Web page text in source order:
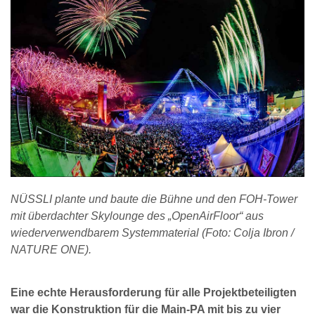
NÜSSLI plante und baute die Bühne und den FOH-Tower
mit überdachter Skylounge des „OpenAirFloor“ aus
wiederverwendbarem Systemmaterial (Foto: Colja Ibron /
NATURE ONE).
Eine echte Herausforderung für alle Projektbeteiligten
war die Konstruktion für die Main-PA mit bis zu vier